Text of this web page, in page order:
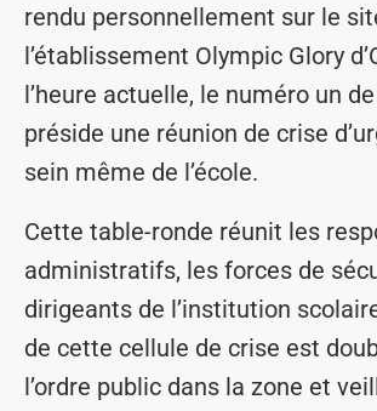
rendu personnellement sur le
l’établissement Olympic Glory
l’heure actuelle, le numéro un
préside une réunion de crise
sein même de l’école.
Cette table-ronde réunit les
administratifs, les forces de
dirigeants de l’institution
de cette cellule de crise est
l’ordre public dans la zone et